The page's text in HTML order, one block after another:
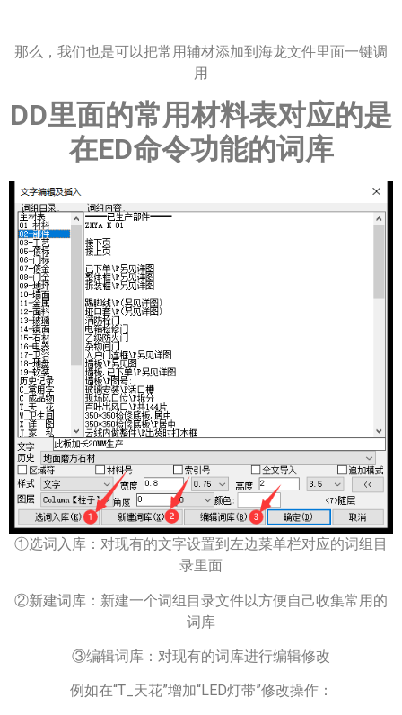
那么，我们也是可以把常用辅材添加到海龙文件里面一键调
用
DD里面的常用材料表对应的是
在ED命令功能的词库
①选词入库：对现有的文字设置到左边菜单栏对应的词组目
录里面
②新建词库：新建一个词组目录文件以方便自己收集常用的
词库
③编辑词库：对现有的词库进行编辑修改
例如在“T_天花”增加“LED灯带”修改操作：